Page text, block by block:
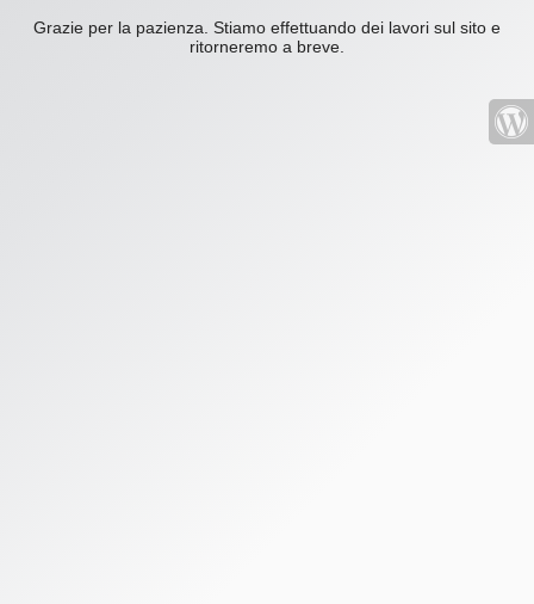
Grazie per la pazienza. Stiamo effettuando dei lavori sul sito e
ritorneremo a breve.